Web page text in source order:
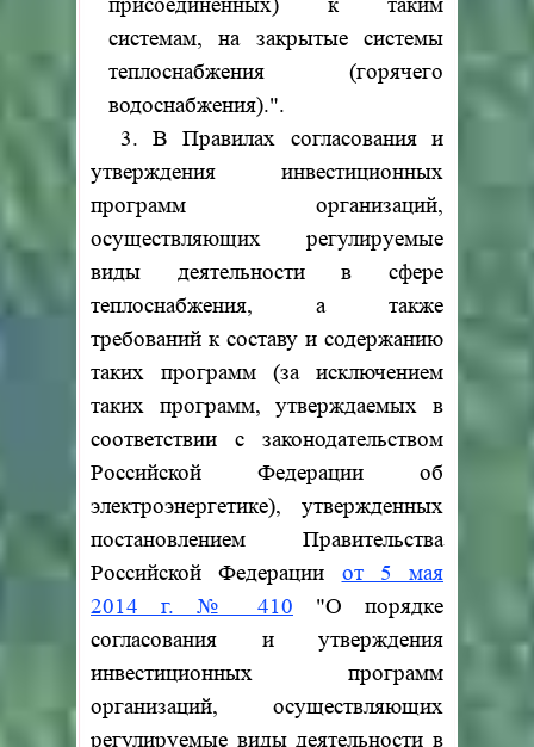
присоединенных) к таким
системам, на закрытые системы
теплоснабжения (горячего
водоснабжения).".
3. В Правилах согласования и
утверждения инвестиционных
программ организаций,
осуществляющих регулируемые
виды деятельности в сфере
теплоснабжения, а также
требований к составу и содержанию
таких программ (за исключением
таких программ, утверждаемых в
соответствии с законодательством
Российской Федерации об
электроэнергетике), утвержденных
постановлением Правительства
Российской Федерации от 5 мая
2014 г. № 410 "О порядке
согласования и утверждения
инвестиционных программ
организаций, осуществляющих
регулируемые виды деятельности в